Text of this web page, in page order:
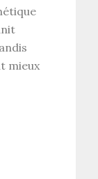
mieux